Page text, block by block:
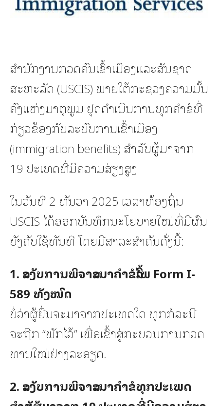
ສຳນັກງານກວດຄົນເຂົ້າເມືອງແລະສັນຊາດ
ສະຫະລັດ (USCIS) ພາຍໃຕ້ກະຊວງຄວາມມັ້ນ
ຄົງແຫ່ງມາຕຸພູມ ຢຸດດຳເນີນການທຸກຄຳຂໍທີ່
ກ່ຽວຂ້ອງກັບລະບົບການເຂົ້າເມືອງ
(immigration benefits) ສຳລັບຜູ້ມາຈາກ
19 ປະເທດທີ່ມີຄວາມສ່ຽງສູງ
ໃນວັນທີ 2 ທັນວາ 2025 ເວລາທ້ອງຖິ່ນ
USCIS ໄດ້ອອກບັນທຶກນະໂຍບາຍໃໝ່ທີ່ມີຜົນ
ບັງຄັບໃຊ້ທັນທີ ໂດຍມີສາລະສຳຄັນດັ່ງນີ້:
1. ລະງັບການພິຈາລະນາຄຳຂໍລີ້ໄພ Form I-
589 ທັງໝົດ
ບໍ່ວ່າຜູ້ຍື່ນຈະມາຈາກປະເທດໃດ ທຸກກໍລະນີ
ຈະຖືກ “ພັກໄວ້” ເພື່ອເຂົ້າສູ່ກະບວນການກວດ
ທານໃໝ່ຢ່າງລະອຽດ.
2. ລະງັບການພິຈາລະນາຄຳຂໍທຸກປະເພດ